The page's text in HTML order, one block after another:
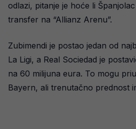
odlazi, pitanje je hoće li
transfer na “Allianz Arenu”.
Zubimendi je postao jedan od
La Ligi, a Real Sociedad je
na 60 milijuna eura. To mogu
Bayern, ali trenutačno prednost